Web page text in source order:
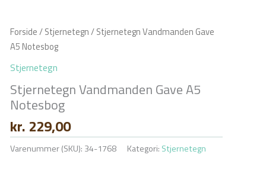
Forside/Stjernetegn/ Stjernetegn Vandmanden Gave
A5 Notesbog
Stjernetegn
Stjernetegn Vandmanden Gave A5
Notesbog
kr. 229,00
Varenummer (SKU): 34-1768 Kategori: Stjernetegn